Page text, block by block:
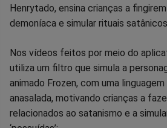
FacebookWhatsappTwitter
Henrytado, ensina crianças a
demoníaca e simular rituais satânicos.
Nos vídeos feitos por meio do
utiliza um filtro que simula a
animado Frozen, com uma
anasalada, motivando crianças a
relacionados ao satanismo e a